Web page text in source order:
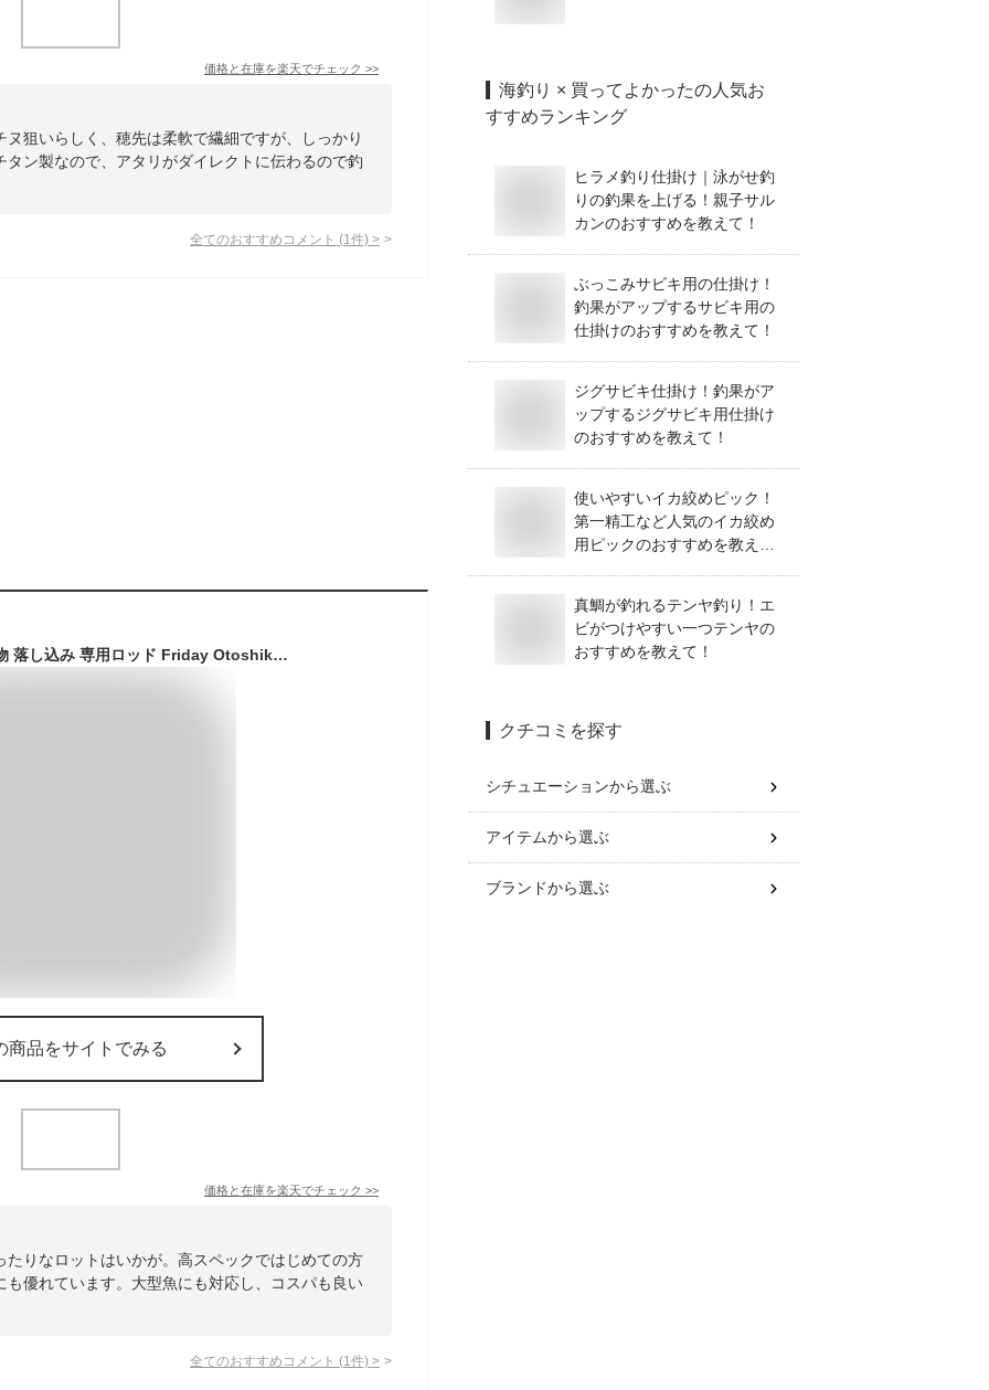
価格と在庫を楽天でチェック >>
狙いらしく、穂先は柔軟で繊細ですが、しっかり
ン製なので、アタリがダイレクトに伝わるので釣
全てのおすすめコメント (1 件) >
[特価] 高コスパな 青物 落し込み 専用ロッド Friday Otoshikomi フライデー 落し込み 200-80号、200-120号 (ori-otoshikomi)｜落とし込みX 竿 タテ釣り アンダーベイト ロッド カンパチ ヒラマサ カツオ 船竿 オフショア 船 竿 釣り おり 釣具 目玉商品
商品をサイトでみる
価格と在庫を楽天でチェック >>
りなロットはいかが。高スペックではじめての方
優れています。大型魚にも対応し、コスパも良い
全てのおすすめコメント (1 件) >
海釣り × 買ってよかったの人気お
すすめランキング
ヒラメ釣り仕掛け｜泳がせ釣
りの釣果を上げる！親子サル
カンのおすすめを教えて！
ぶっこみサビキ用の仕掛け！
釣果がアップするサビキ用の
仕掛けのおすすめを教えて！
ジグサビキ仕掛け！釣果がア
ップするジグサビキ用仕掛け
のおすすめを教えて！
使いやすいイカ絞めピック！
第一精工など人気のイカ絞め
用ピックのおすすめを教え
真鯛が釣れるテンヤ釣り！エ
ビがつけやすい一つテンヤの
おすすめを教えて！
クチコミを探す
シチュエーションから選ぶ
アイテムから選ぶ
ブランドから選ぶ